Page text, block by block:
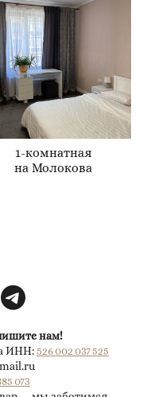
1-комнатная
на Молокова
нам!
ИНН:526 002 037 525
073